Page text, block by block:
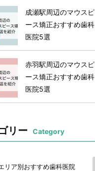
成瀬駅周辺のマウスピ
ース矯正おすすめ歯科
医院5選
赤羽駅周辺のマウスピ
ース矯正おすすめ歯科
医院5選
リー Category
リア別おすすめ歯科医院